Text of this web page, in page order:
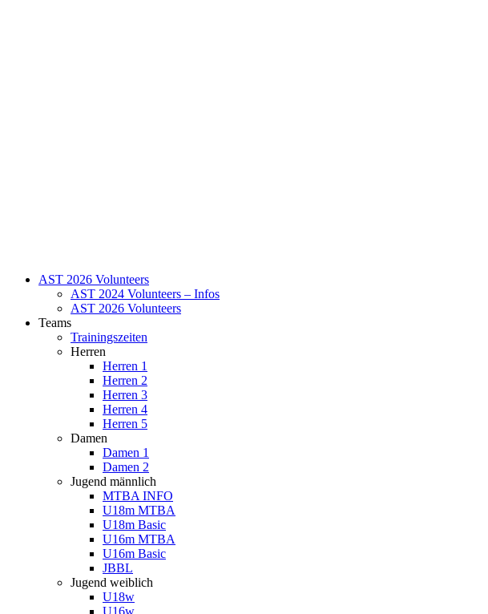
AST 2026 Volunteers
AST 2024 Volunteers – Infos
AST 2026 Volunteers
Teams
Trainingszeiten
Herren
Herren 1
Herren 2
Herren 3
Herren 4
Herren 5
Damen
Damen 1
Damen 2
Jugend männlich
MTBA INFO
U18m MTBA
U18m Basic
U16m MTBA
U16m Basic
JBBL
Jugend weiblich
U18w
U16w